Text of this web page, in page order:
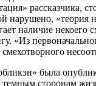
рассказчика,
нарушено,
наличие некоего
«Из
была
сторонам